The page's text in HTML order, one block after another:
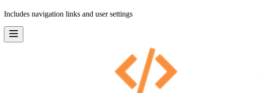
Includes navigation links and user settings